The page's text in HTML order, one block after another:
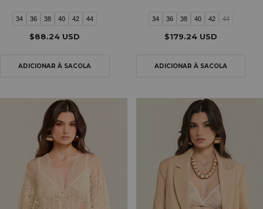
34 36 38 40 42 44
$88.24 USD
34 36 38 40 42 44
$179.24 USD